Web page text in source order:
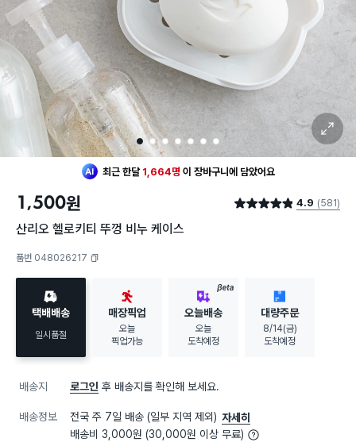
1 2 3 4 5 6 7
확대 보기
최근 한달1,664명이장바구니에 담았어요
20대 여성이 가장 많이찜했어요
찜했어요
1,500원 별점 4.9점 4.9 (581)
산리오 헬로키티 뚜껑 비누 케이스
품번 048026217
택배배송
일시품절
매장픽업
오늘
픽업가능
BETA
오늘배송
오늘
도착예정
대량주문
8/14(금)
도착예정
배송지 로그인 후 배송지를 확인해 보세요.
배송정보 전국 주 7일 배송 (일부 지역 제외) 자세히
배송비 3,000원 (30,000원 이상 무료)